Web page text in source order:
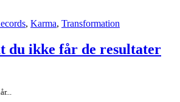
, Karma, Transformation
du ikke får de resultater